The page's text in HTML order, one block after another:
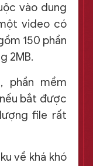
vào dung
video có
150 phần
2MB.
phần mềm
bắt được
file rất
về khá khó